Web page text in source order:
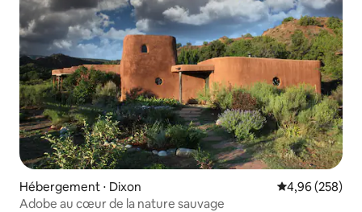
Hébergement ⋅ Dixon Évaluation
4,96 (258)
Adobe au cœur de la nature sauvage